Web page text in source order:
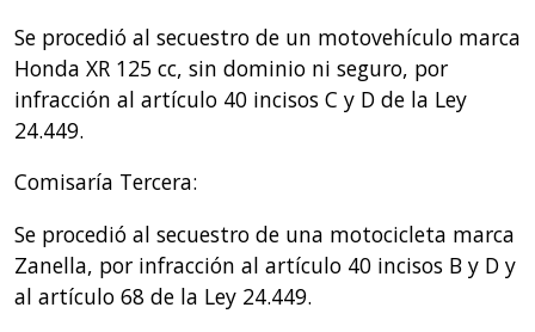
Se procedió al secuestro de un motovehículo marca
Honda XR 125 cc, sin dominio ni seguro, por
infracción al artículo 40 incisos C y D de la Ley
24.449.
Comisaría Tercera:
Se procedió al secuestro de una motocicleta marca
Zanella, por infracción al artículo 40 incisos B y D y
al artículo 68 de la Ley 24.449.